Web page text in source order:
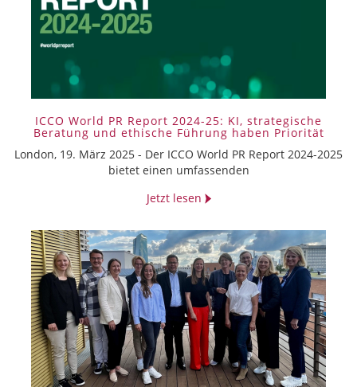
ICCO World PR Report 2024-25: KI, strategische
Beratung und ethische Führung haben Priorität
London, 19. März 2025 - Der ICCO World PR Report 2024-2025
bietet einen umfassenden
Jetzt lesen